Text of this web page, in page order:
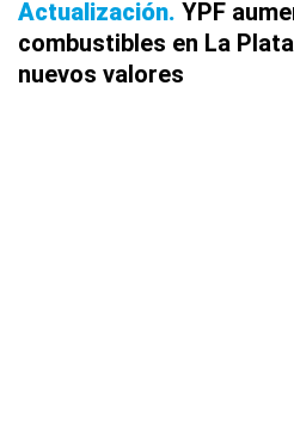
Actualización YPF
combustibles en La
nuevos valores